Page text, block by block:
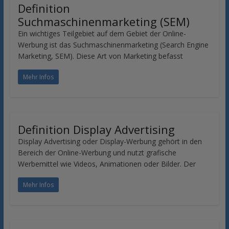
Definition
Suchmaschinenmarketing (SEM)
Ein wichtiges Teilgebiet auf dem Gebiet der Online-
Werbung ist das Suchmaschinenmarketing (Search Engine
Marketing, SEM). Diese Art von Marketing befasst
Mehr Infos
Definition Display Advertising
Display Advertising oder Display-Werbung gehört in den
Bereich der Online-Werbung und nutzt grafische
Werbemittel wie Videos, Animationen oder Bilder. Der
Mehr Infos